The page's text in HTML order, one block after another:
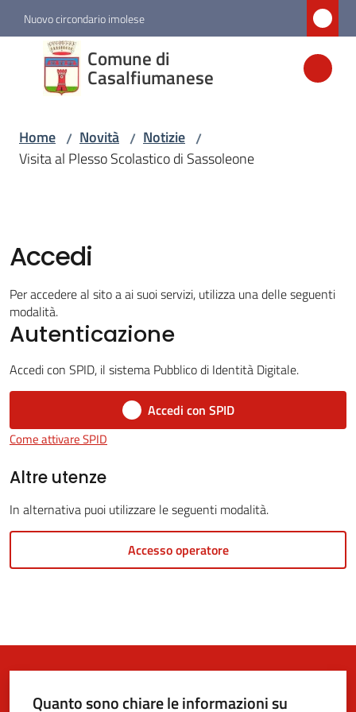
Vai al contenuto
Vai alla navigazione
Vai al footer
Nuovo circondario imolese
Comune di
Casalfiumanese
Comune di
Casalfiumanese
Amministrazione
Servizi
Vivere
Casalfiumanese
5x1000
Servizi
line
Tutti
Home / Novità / Notizie /
Visita al Plesso Scolastico di Sassoleone
Accedi
Per accedere al sito a ai suoi servizi, utilizza una delle seguenti
modalità.
Autenticazione
Accedi con SPID, il sistema Pubblico di Identità Digitale.
Accedi con SPID
Come attivare SPID
Altre utenze
In alternativa puoi utilizzare le seguenti modalità.
Accesso operatore
Quanto sono chiare le informazioni su